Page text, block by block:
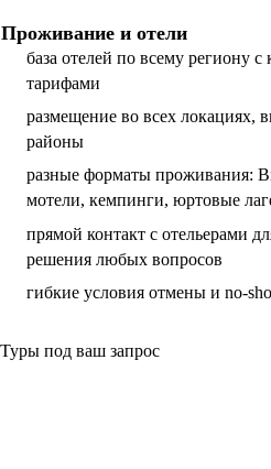
Проживание и отели
база отелей по всему региону
тарифами
размещение во всех локациях,
районы
разные форматы проживания:
мотели, кемпинги, юртовые
прямой контакт с отельерами
решения любых вопросов
гибкие условия отмены и no-